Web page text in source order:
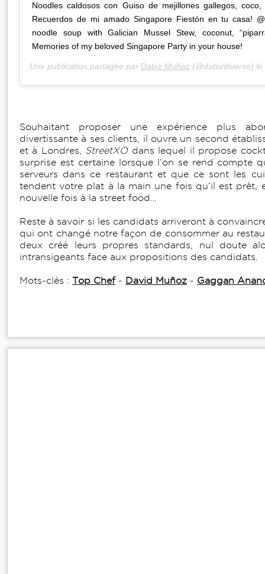
Noodles caldosos con Guiso de mejillones gallegos,
Recuerdos de mi amado Singapore Fiestón en tu casa!
noodle soup with Galician Mussel Stew, coconut,
Memories of my beloved Singapore Party in your house!
Une publication partagée par Dabiz Muñoz (@dabizdiverxo) le
Souhaitant proposer une expérience plus
divertissante à ses clients, il ouvre un second
et à Londres, StreetXO dans lequel il propose
surprise est certaine lorsque l’on se rend compte
serveurs dans ce restaurant et que ce sont les
tendent votre plat à la main une fois qu’il est prêt,
nouvelle fois à la street food…
Reste à savoir si les candidats arriveront à
qui ont changé notre façon de consommer au
deux créé leurs propres standards, nul doute
intransigeants face aux propositions des candidats.
Mots-clés : Top Chef- David Muñoz - Gaggan